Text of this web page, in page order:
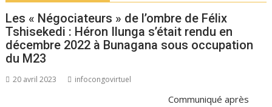
Les « Négociateurs » de l’ombre de Félix
Tshisekedi : Héron Ilunga s’était rendu en
décembre 2022 à Bunagana sous occupation
du M23
20 avril 2023 infocongovirtuel
Communiqué après